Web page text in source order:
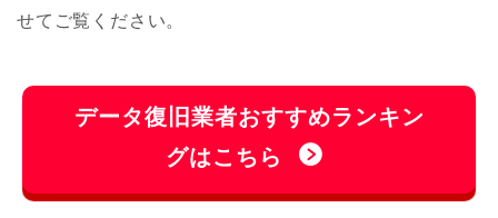
せてご覧ください。
データ復旧業者おすすめランキン
グはこちら